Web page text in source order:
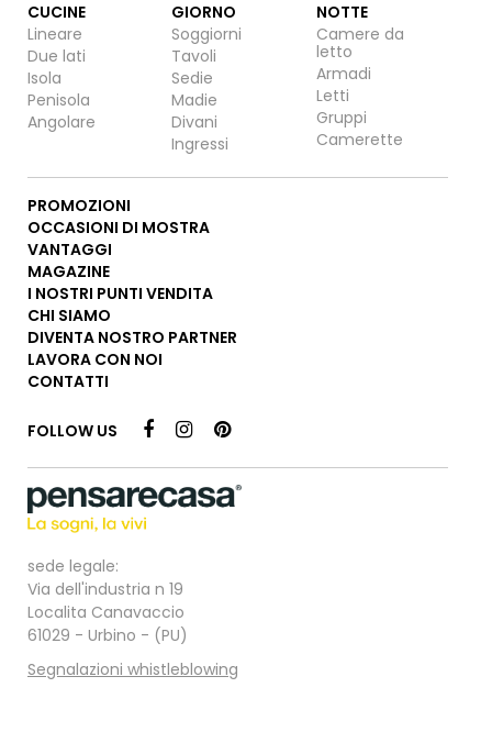
CUCINE
Lineare
Due lati
Isola
Penisola
Angolare
GIORNO
Soggiorni
Tavoli
Sedie
Madie
Divani
Ingressi
NOTTE
Camere da
letto
Armadi
Letti
Gruppi
Camerette
PROMOZIONI
OCCASIONI DI MOSTRA
VANTAGGI
MAGAZINE
I NOSTRI PUNTI VENDITA
CHI SIAMO
DIVENTA NOSTRO PARTNER
LAVORA CON NOI
CONTATTI
FOLLOW US
sede legale:
Via dell'industria n 19
Localita Canavaccio
61029 - Urbino - (PU)
Segnalazioni whistleblowing